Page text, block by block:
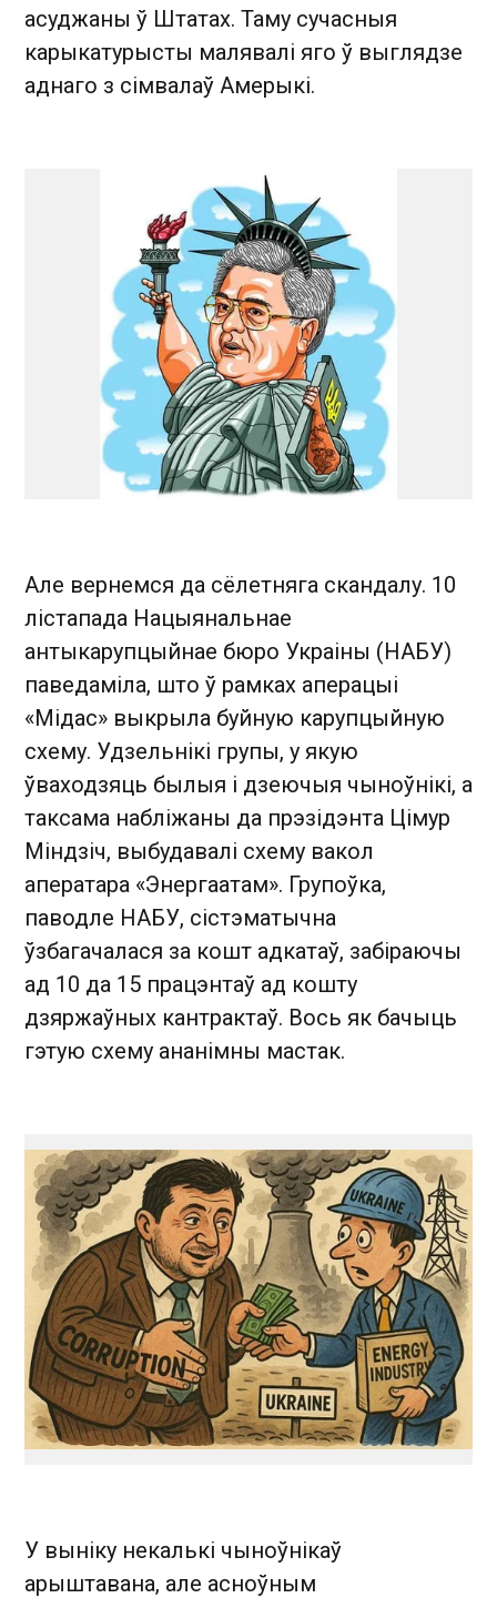
асуджаны ў Штатах. Таму сучасныя
карыкатурысты малявалі яго ў выглядзе
аднаго з сімвалаў Амерыкі.
Але вернемся да сёлетняга скандалу. 10
лістапада Нацыянальнае
антыкарупцыйнае бюро Украіны (НАБУ)
паведаміла, што ў рамках аперацыі
«Мідас» выкрыла буйную карупцыйную
схему. Удзельнікі групы, у якую
ўваходзяць былыя і дзеючыя чыноўнікі, а
таксама набліжаны да прэзідэнта Цімур
Міндзіч, выбудавалі схему вакол
аператара «Энергаатам». Групоўка,
паводле НАБУ, сістэматычна
ўзбагачалася за кошт адкатаў, забіраючы
ад 10 да 15 працэнтаў ад кошту
дзяржаўных кантрактаў. Вось як бачыць
гэтую схему ананімны мастак.
У выніку некалькі чыноўнікаў
арыштавана, але асноўным